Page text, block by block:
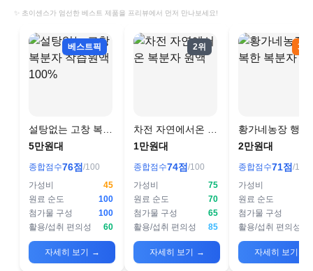
✨ 초이센스가 엄선한 베스트 제품을 프리뷰에서 먼저 만나보세요!
베스트픽
설탕없는 고창 복분
자 착즙원액 100%
5만원대
종합점수76점 /100
가성비
45
원료 순도
100
첨가물 구성
100
활용/섭취 편의성
60
자세히 보기 →
2위
차전 자연에서온 복
분자 원액
1만원대
종합점수74점 /100
가성비
75
원료 순도
70
첨가물 구성
65
활용/섭취 편의성
85
자세히 보기 →
3위
황가네농장 행복
복분자 원액
2만원대
종합점수71점 /100
가성비
원료 순도
첨가물 구성
활용/섭취 편의성
자세히 보기